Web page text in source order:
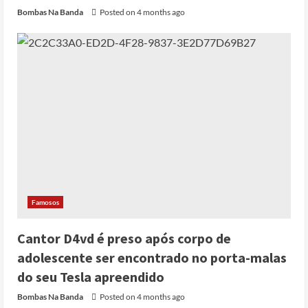
Bombas Na Banda Posted on 4 months ago
Famosos
Cantor D4vd é preso após corpo de
adolescente ser encontrado no porta-malas
do seu Tesla apreendido
Bombas Na Banda Posted on 4 months ago
Cole Allen, Suspeito do tiroteio no
Jantar dos Correspondentes da Casa